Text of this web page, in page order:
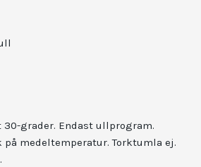
grader. Endast ullprogram.
på medeltemperatur. Torktumla ej.